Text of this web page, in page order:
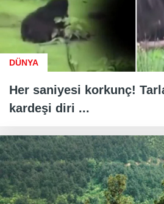
DÜNYA
Her saniyesi korkunç!
kardeşi diri ...